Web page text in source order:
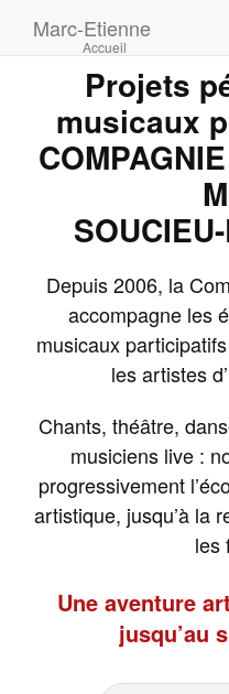
Marc-Etienne
Accueil
Projets
musicaux
Depuis 2006, la
accompagne les
musicaux
les artistes
Chants, théâtre,
musiciens live :
progressivement
artistique, jusqu’à la
les
Une aventure
jusqu’au